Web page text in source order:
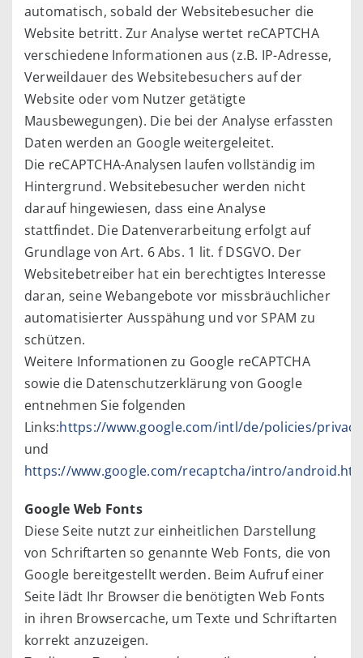
automatisch, sobald der Websitebesucher die
Website betritt. Zur Analyse wertet reCAPTCHA
verschiedene Informationen aus (z.B. IP-Adresse,
Verweildauer des Websitebesuchers auf der
Website oder vom Nutzer getätigte
Mausbewegungen). Die bei der Analyse erfassten
Daten werden an Google weitergeleitet.
Die reCAPTCHA-Analysen laufen vollständig im
Hintergrund. Websitebesucher werden nicht
darauf hingewiesen, dass eine Analyse
stattfindet. Die Datenverarbeitung erfolgt auf
Grundlage von Art. 6 Abs. 1 lit. f DSGVO. Der
Websitebetreiber hat ein berechtigtes Interesse
daran, seine Webangebote vor missbräuchlicher
automatisierter Ausspähung und vor SPAM zu
schützen.
Weitere Informationen zu Google reCAPTCHA
sowie die Datenschutzerklärung von Google
entnehmen Sie folgenden
Links:https://www.google.com/intl/de/policies/
und
https://www.google.com/recaptcha/intro/
Google Web Fonts
Diese Seite nutzt zur einheitlichen Darstellung
von Schriftarten so genannte Web Fonts, die von
Google bereitgestellt werden. Beim Aufruf einer
Seite lädt Ihr Browser die benötigten Web Fonts
in ihren Browsercache, um Texte und Schriftarten
korrekt anzuzeigen.